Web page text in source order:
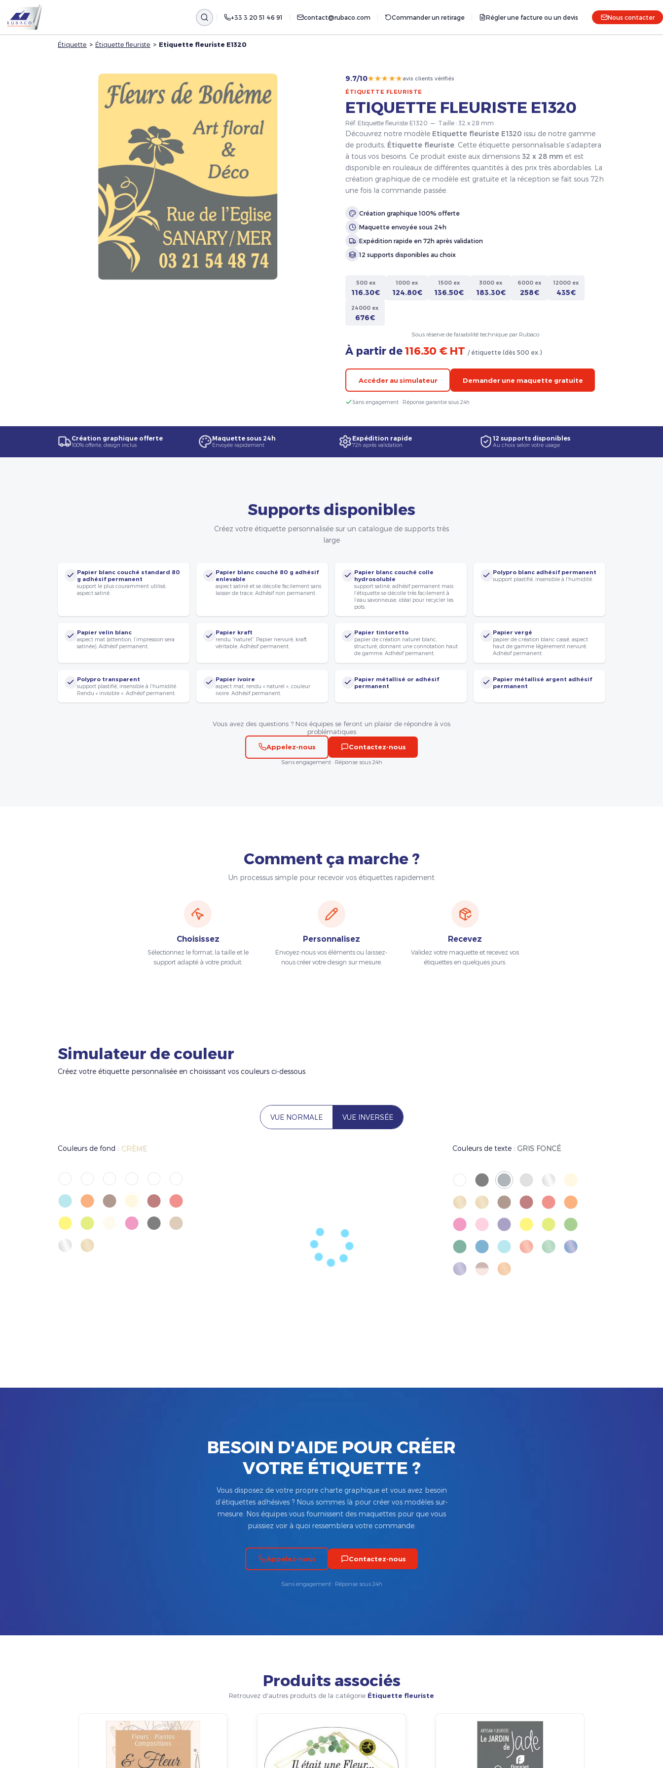
+33 3 20 51 46 91 contact@rubaco.com Commander un retirage Régler une facture ou un devis Nous contacter
Étiquette > Étiquette fleuriste > Etiquette fleuriste E1320
9.7/10★★★★★avis clients vérifiés
ÉTIQUETTE FLEURISTE
ETIQUETTE FLEURISTE E1320
Réf. Etiquette fleuriste E1320 — Taille : 32 x 28 mm
Découvrez notre modèle Etiquette fleuriste E1320 issu de notre gamme
de produits, Étiquette fleuriste . Cette étiquette personnalisable s'adaptera
à tous vos besoins. Ce produit existe aux dimensions 32 x 28 mm et est
disponible en rouleaux de différentes quantités à des prix très abordables. La
création graphique de ce modèle est gratuite et la réception se fait sous 72h
une fois la commande passée.
Création graphique 100% offerte
Maquette envoyée sous 24h
Expédition rapide en 72h après validation
12 supports disponibles au choix
500 ex
116.30€
1000 ex
124.80€
1500 ex
136.50€
3000 ex
183.30€
6000 ex
258€
12000 ex
435€
24000 ex
676€
Sous réserve de faisabilité technique par Rubaco
À partir de 116.30 € HT / étiquette (dès 500 ex.)
Accéder au simulateur Demander une maquette gratuite
Sans engagement · Réponse garantie sous 24h
Création graphique offerte
100% offerte, design inclus
Maquette sous 24h
Envoyée rapidement
Expédition rapide
72h après validation
12 supports disponibles
Au choix selon votre usage
Supports disponibles
Créez votre étiquette personnalisée sur un catalogue de supports très
large
Papier blanc couché standard 80
g adhésif permanent
support le plus couramment utilisé,
aspect satiné.
Papier blanc couché 80 g adhésif
enlevable
aspect satiné et se décolle facilement sans
laisser de trace. Adhésif non permanent.
Papier blanc couché colle
hydrosoluble
support satiné, adhésif permanent mais
l’étiquette se décolle très facilement à
l’eau savonneuse, idéal pour recycler les
pots.
Polypro blanc adhésif permanent
support plastifié, insensible à l’humidité.
Papier velin blanc
aspect mat (attention, l’impression sera
satinée). Adhésif permanent.
Papier kraft
rendu “naturel”. Papier nervuré, kraft
véritable. Adhésif permanent.
Papier tintoretto
papier de création naturel blanc,
structuré, donnant une connotation haut
de gamme. Adhésif permanent.
Papier vergé
papier de création blanc cassé, aspect
haut de gamme légèrement nervuré.
Adhésif permanent.
Polypro transparent
support plastifié, insensible à l’humidité.
Rendu « invisible ». Adhésif permanent.
Papier ivoire
aspect mat, rendu « naturel », couleur
ivoire. Adhésif permanent.
Papier métallisé or adhésif
permanent
Papier métallisé argent adhésif
permanent
Vous avez des questions ? Nos équipes se feront un plaisir de répondre à vos
problématiques
Appelez-nous
Contactez-nous
Sans engagement · Réponse sous 24h
Comment ça marche ?
Un processus simple pour recevoir vos étiquettes rapidement
Choisissez
Sélectionnez le format, la taille et le
support adapté à votre produit.
Personnalisez
Envoyez-nous vos éléments ou laissez-
nous créer votre design sur mesure.
Recevez
Validez votre maquette et recevez vos
étiquettes en quelques jours.
Simulateur de couleur
Créez votre étiquette personnalisée en choisissant vos couleurs ci-dessous
VUE NORMALE VUE INVERSÉE
Couleurs de fond : CRÈME Couleurs de texte : GRIS FONCÉ
BESOIN D'AIDE POUR CRÉER
VOTRE ÉTIQUETTE ?
Vous disposez de votre propre charte graphique et vous avez besoin
d’étiquettes adhésives ? Nous sommes là pour créer vos modèles sur-
mesure. Nos équipes vous fournissent des maquettes pour que vous
puissiez voir à quoi ressemblera votre commande.
Appelez-nous Contactez-nous
Sans engagement · Réponse sous 24h
Produits associés
Retrouvez d'autres produits de la catégorie Étiquette fleuriste